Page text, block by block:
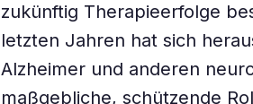
zukünftig Therapieerfolge
letzten Jahren hat sich
Alzheimer und anderen
maßgebliche, schützende